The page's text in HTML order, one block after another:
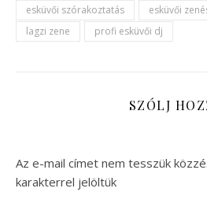
esküvői szórakoztatás
esküvői
lagzi zene
profi esküvői dj
SZÓLJ
Az e-mail címet nem tesszük közzé.
karakterrel jelöltük